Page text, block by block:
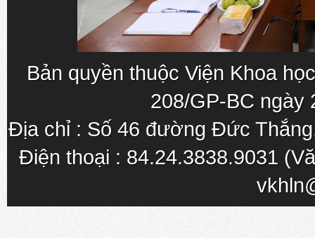
Bản quyền thuộc Viện Khoa
208/GP-BC ngày
Địa chỉ : Số 46 đường Đức
Điện thoại : 84.24.3838.9031